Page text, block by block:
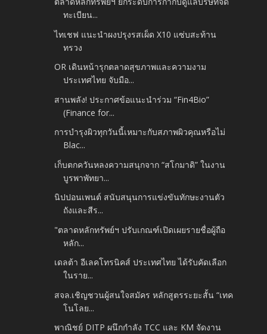
ทะเบียน...
ไทเชฟ แนะนำผงปรุงรสเผ็ด X10 แซ่บสะท้าน
ทรวง
OR เดินหน้ารุกตลาดสุขภาพและความงาม
ประเทศไทย จับมือ...
สานพลัง! ประกาศข้อแนะนำร่วม “Fin4Bio”
(Finance for...
การบำรุงผิวทุกวันนี้เหมาะกับสภาพผิวคุณหรือไม่
Blac...
เก็บตกควันหลงความสนุกจาก “สโกมาดิ” ในงาน
บูรพาพัทยา...
นิปปอนเพนต์ สนับสนุนการแข่งขันทักษะงานตัว
ถังและสีร...
"ตลาดหลักทรัพย์ฯ ปรับเกณฑ์เปิดเผยรายชื่อผู้ถือ
หลัก...
เดลต้า อีเลคโทรนิคส์ ประเทศไทย ได้รับคัดเลือก
ในราย...
สจล.เชิญชวนผู้สนใจสมัคร หลักสูตรระยะสั้น “เทค
โนโลย...
พาณิชย์ DITP ผนึกกำลัง TCC และ KM จัดงาน